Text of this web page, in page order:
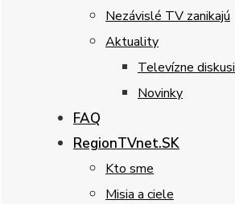
Nezávislé TV zanikajú
Aktuality
Televízne
Novinky
FAQ
RegionTVnet.SK
Kto sme
Misia a ciele